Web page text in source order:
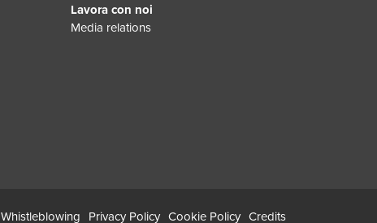
Lavora con noi
Media relations
Whistleblowing Privacy Policy Cookie Policy Credits